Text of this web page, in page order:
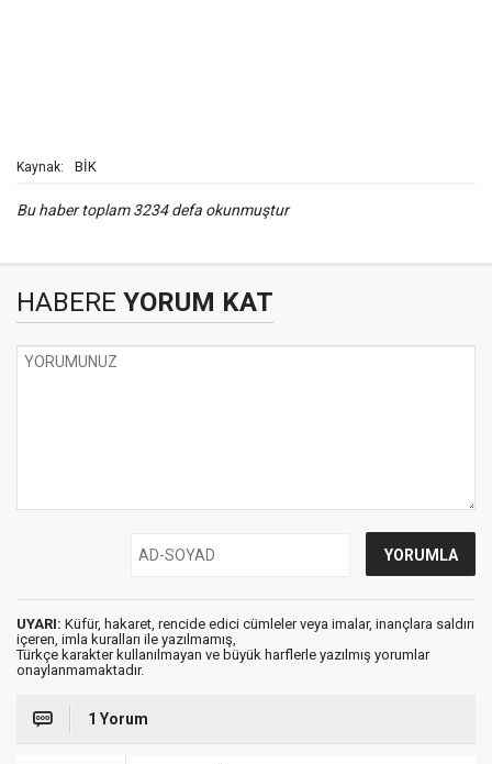
Kaynak: BİK
Bu haber toplam 3234 defa okunmuştur
HABERE YORUM KAT
UYARI: Küfür, hakaret, rencide edici cümleler veya imalar, inançlara saldırı
içeren, imla kuralları ile yazılmamış,
Türkçe karakter kullanılmayan ve büyük harflerle yazılmış yorumlar
onaylanmamaktadır.
1 Yorum